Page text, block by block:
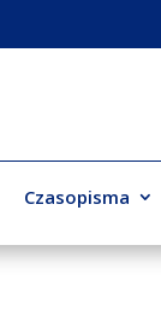
Czasopisma